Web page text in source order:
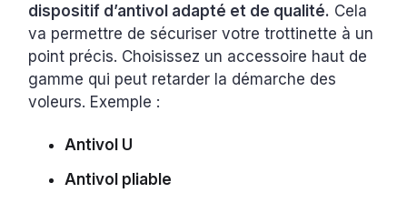
dispositif d’antivol adapté et de qualité. Cela
va permettre de sécuriser votre trottinette à un
point précis. Choisissez un accessoire haut de
gamme qui peut retarder la démarche des
voleurs. Exemple :
Antivol U
Antivol pliable